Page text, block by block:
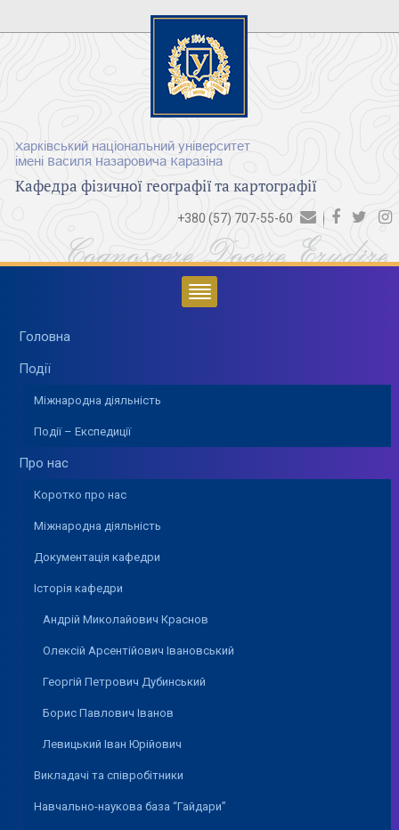
Харківський національний університет
імені Василя Назаровича Каразіна
Кафедра фізичної географії та картографії
+380 (57) 707-55-60
Cognoscere Docere Erudire
Головна
Події
Міжнародна діяльність
Події – Експедиції
Про нас
Коротко про нас
Міжнародна діяльність
Документація кафедри
Історія кафедри
Андрій Миколайович Краснов
Олексій Арсентійович Івановський
Георгій Петрович Дубинський
Борис Павлович Іванов
Левицький Іван Юрійович
Викладачі та співробітники
Навчально-наукова база “Гайдари”